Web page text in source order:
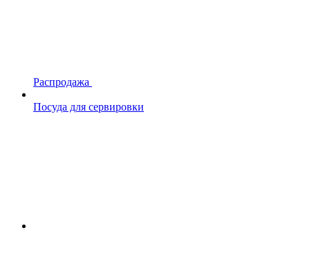
Распродажа
Посуда для сервировки